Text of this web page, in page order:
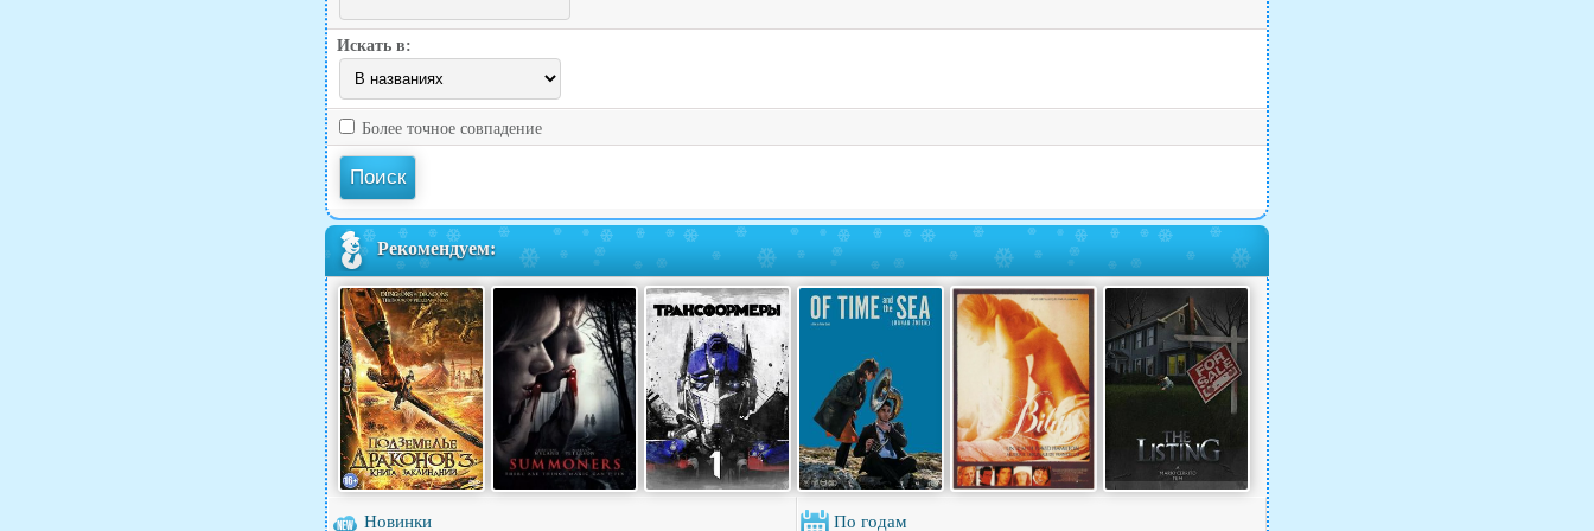
Искать в:
Более точное совпадение
Рекомендуем:
Новинки По годам